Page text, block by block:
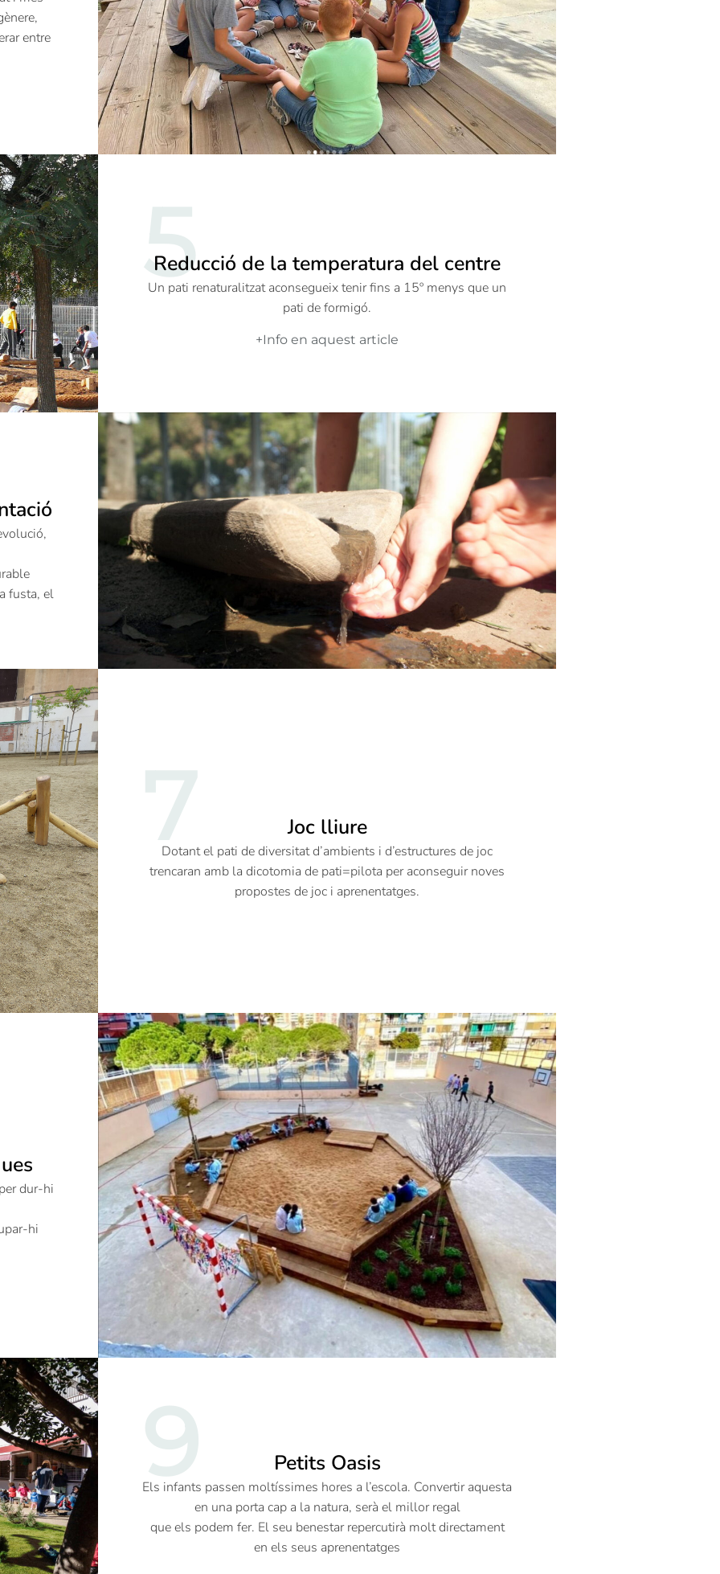
entre
5
Reducció de la temperatura del centre
Un pati renaturalitzat aconsegueix tenir fins a 15º menys que un
pati de formigó.
+Info en aquest article
fusta, el
7 Joc lliure
Dotant el pati de diversitat d’ambients i d’estructures de joc
trencaran amb la dicotomia de pati=pilota peraconseguir noves
propostes de joc i aprenentatges.
dur-hi
hi
9 Petits Oasis
Els infants passen moltíssimes hores a l’escola. Convertir aquesta
en una porta cap a la natura, serà el millor regal
que els podem fer. El seu benestar repercutirà molt directament
en els seus aprenentatges